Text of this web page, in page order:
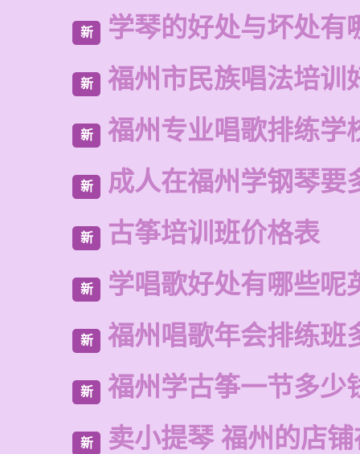
新 学琴的好处与坏处有
新 福州市民族唱法培训
新 福州专业唱歌排练学
新 成人在福州学钢琴要
新 古筝培训班价格表
新 学唱歌好处有哪些呢
新 福州唱歌年会排练班
新 福州学古筝一节多少
新 卖小提琴 福州的店